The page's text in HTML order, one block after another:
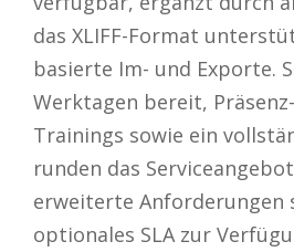
das XLIFF-Format
basierte Im- und Exporte.
Werktagen bereit,
Trainings sowie ein
runden das
erweiterte Anforderungen
optionales SLA zur